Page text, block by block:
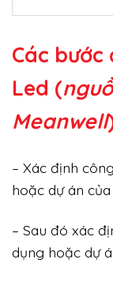
Các
Led (
Meanwell
– Xác định
hoặc dự án
– Sau đó xác
dụng hoặc dự